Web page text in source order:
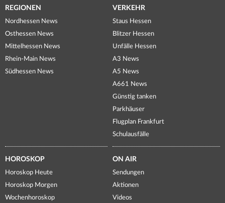
REGIONEN
Nordhessen News
Osthessen News
Mittelhessen News
Rhein-Main News
Südhessen News
VERKEHR
Staus Hessen
Blitzer Hessen
Unfälle Hessen
A3 News
A5 News
A661 News
Günstig tanken
Parkhäuser
Flugplan Frankfurt
Schulausfälle
HOROSKOP
Horoskop Heute
Horoskop Morgen
Wochenhoroskop
ON AIR
Sendungen
Aktionen
Videos